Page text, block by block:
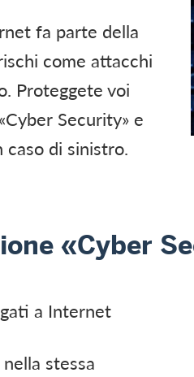
fa parte della
come attacchi
Proteggete voi
Security» e
caso di sinistro.
«Cyber
a Internet
stessa